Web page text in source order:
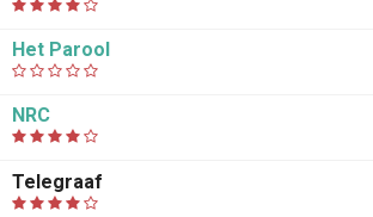
Het Parool
NRC
Telegraaf